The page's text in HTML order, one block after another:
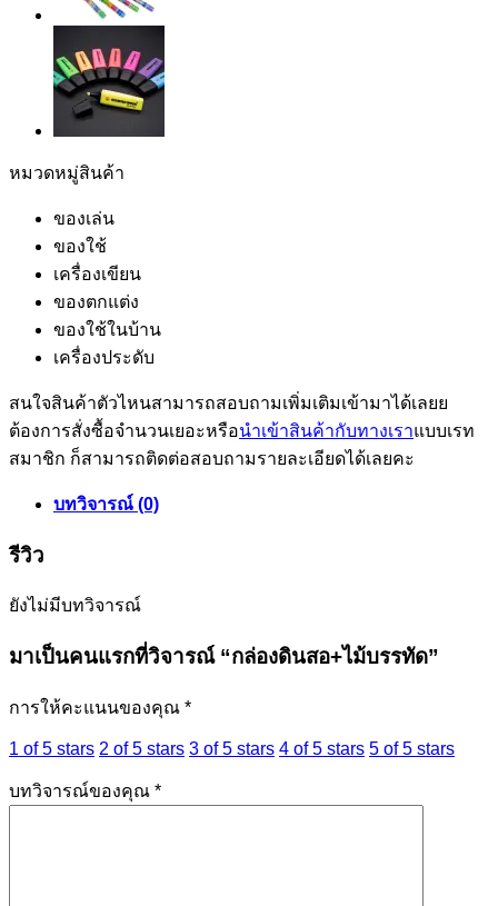
หมวดหมู่สินค้า
ของเล่น
ของใช้
เครื่องเขียน
ของตกแต่ง
ของใช้ในบ้าน
เครื่องประดับ
สนใจสินค้าตัวไหนสามารถสอบถามเพิ่มเติมเข้ามาได้เลยย
ต้องการสั่งซื้อจำนวนเยอะหรือนำเข้าสินค้ากับทางเราแบบเรท
สมาชิก ก็สามารถติดต่อสอบถามรายละเอียดได้เลยคะ
บทวิจารณ์ (0)
รีวิว
ยังไม่มีบทวิจารณ์
มาเป็นคนแรกที่วิจารณ์ “กล่องดินสอ+ไม้บรรทัด”
การให้คะแนนของคุณ *
1 of 5 stars 2 of 5 stars 3 of 5 stars 4 of 5 stars 5 of 5 stars
บทวิจารณ์ของคุณ *